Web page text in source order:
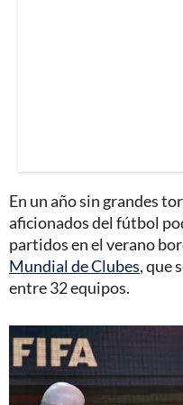
En un año sin grandes
aficionados del fútbol
partidos en el verano
Mundial de Clubes, que
entre 32 equipos.